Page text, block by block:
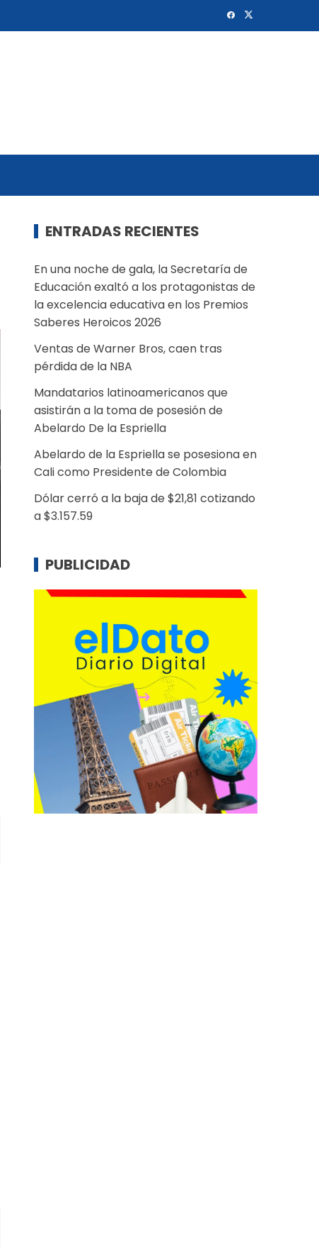
ENTRADAS RECIENTES
En una noche de gala, la Secretaría de
Educación exaltó a los protagonistas de
la excelencia educativa en los Premios
Saberes Heroicos 2026
Ventas de Warner Bros, caen tras
pérdida de la NBA
Mandatarios latinoamericanos que
asistirán a la toma de posesión de
Abelardo De la Espriella
Abelardo de la Espriella se posesiona en
Cali como Presidente de Colombia
Dólar cerró a la baja de $21,81 cotizando
a $3.157.59
PUBLICIDAD